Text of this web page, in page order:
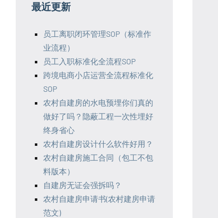
最近更新
员工离职闭环管理SOP（标准作
业流程）
员工入职标准化全流程SOP
跨境电商小店运营全流程标准化
SOP
农村自建房的水电预埋你们真的
做好了吗？隐蔽工程一次性埋好
终身省心
农村自建房设计什么软件好用？
农村自建房施工合同（包工不包
料版本）
自建房无证会强拆吗？
农村自建房申请书(农村建房申请
范文)